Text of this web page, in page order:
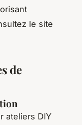
le site
de
ateliers DIY